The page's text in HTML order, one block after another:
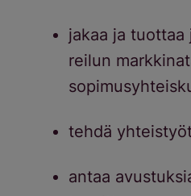
jakaa ja
reilun
tehdä
antaa